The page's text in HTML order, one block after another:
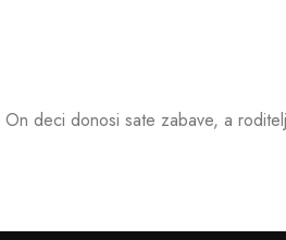
deci donosi sate zabave, a